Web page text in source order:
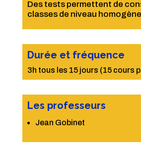
Des tests permettent de
classes de niveau
Durée et fréquence
3h tous les 15 jours (15 cours
Les professeurs
Jean Gobinet